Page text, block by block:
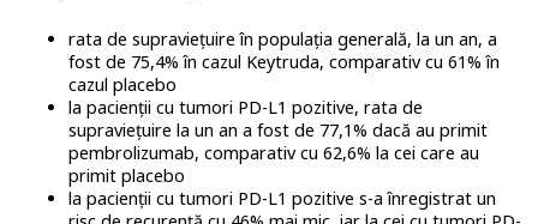
rata de supraviețuire în populația generală, la un an, a
fost de 75,4% în cazul Keytruda, comparativ cu 61% în
cazul placebo
la pacienții cu tumori PD-L1 pozitive, rata de
supraviețuire la un an a fost de 77,1% dacă au primit
pembrolizumab, comparativ cu 62,6% la cei care au
primit placebo
la pacienții cu tumori PD-L1 pozitive s-a înregistrat un